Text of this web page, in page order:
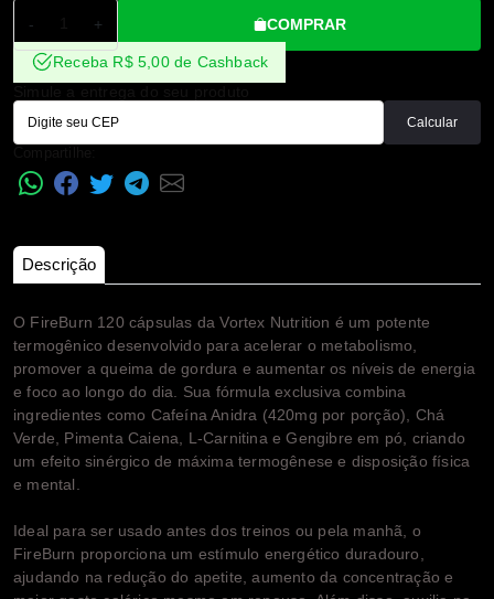
- + COMPRAR
Receba R$ 5,00 de Cashback
Calcular
Descrição
O FireBurn 120 cápsulas da Vortex Nutrition é um potente
termogênico desenvolvido para acelerar o metabolismo,
promover a queima de gordura e aumentar os níveis de energia
e foco ao longo do dia. Sua fórmula exclusiva combina
ingredientes como Cafeína Anidra (420mg por porção), Chá
Verde, Pimenta Caiena, L-Carnitina e Gengibre em pó, criando
um efeito sinérgico de máxima termogênese e disposição física
e mental.
Ideal para ser usado antes dos treinos ou pela manhã, o
FireBurn proporciona um estímulo energético duradouro,
ajudando na redução do apetite, aumento da concentração e